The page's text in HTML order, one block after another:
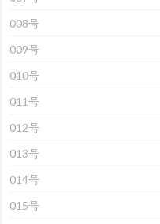
008号
009号
010号
011号
012号
013号
014号
015号